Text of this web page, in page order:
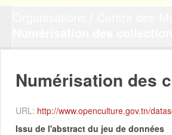
Demandes 0
Numérisation des
URL: http://www.openculture.gov.tn/dataset/
Issu de l'abstract du jeu de données